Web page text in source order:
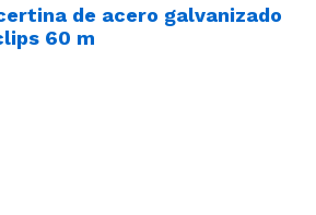
de acero galvanizado
60 m